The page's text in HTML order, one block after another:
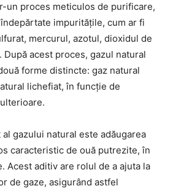
un proces meticulos de purificare,
impuritățile, cum ar fi
mercurul, azotul, dioxidul de
După acest proces, gazul natural
forme distincte: gaz natural
lichefiat, în funcție de
gazului natural este adăugarea
caracteristic de ouă putrezite, în
Acest aditiv are rolul de a ajuta la
de gaze, asigurând astfel